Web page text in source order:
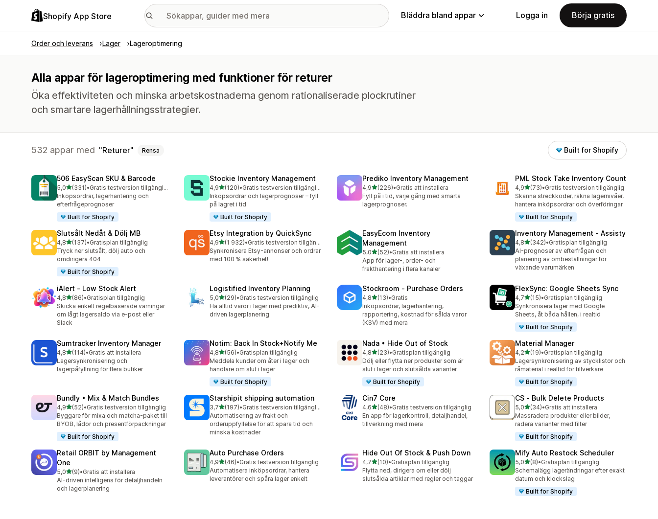
Shopify App Store Bläddra bland appar Logga in Börja gratis
Order och leverans Lager Lageroptimering
Alla appar för lageroptimering med funktioner för returer
Öka effektiviteten och minska arbetskostnaderna genom rationaliserade plockrutiner
och smartare lagerhållningsstrategier.
532 appar med Returer Rensa Built for Shopify
506 EasyScan SKU & Barcode
5,0av 5 stjärnor
(331)
331 recensioner totalt
•
Gratis testversion tillgänglig
Inköpsordrar, lagerhantering och
efterfrågeprognoser
Built for Shopify
Stockie Inventory Management
4,9av 5 stjärnor
(120)
120 recensioner totalt
•
Gratis testversion tillgänglig
Inköpsordrar och lagerprognoser – fyll
på lagret i tid
Built for Shopify
Prediko Inventory Management
4,9av 5 stjärnor
(226)
226 recensioner totalt
•Gratis att installera
Fyll på i tid, varje gång med smarta
lagerprognoser.
PML Stock Take Inventory Count
4,9av 5 stjärnor
(73)
73 recensioner totalt
•Gratis testversion tillgänglig
Skanna streckkoder, räkna lagernivåer,
hantera inköpsordrar och överföringar
Built for Shopify
Slutsålt Nedåt & Dölj MB
4,8av 5 stjärnor
(137)
137 recensioner totalt
•Gratisplan tillgänglig
Tryck ner slutsålt, dölj auto och
omdirigera 404
Built for Shopify
Etsy Integration by QuickSync
4,9av 5 stjärnor
(1 932)
1932 recensioner totalt
•
Gratis testversion tillgänglig
Synkronisera Etsy-annonser och ordrar
med 100 % säkerhet!
EasyEcom Inventory
Management
5,0av 5 stjärnor
(52)
52 recensioner totalt
•Gratis att installera
App för lager-, order- och
frakthantering i flera kanaler
Inventory Management ‑ Assisty
4,8av 5 stjärnor
(342)
342 recensioner totalt
•Gratisplan tillgänglig
AI-prognoser av efterfrågan och
planering av ombeställningar för
växande varumärken
iAlert ‑ Low Stock Alert
4,8av 5 stjärnor
(86)
86 recensioner totalt
•Gratisplan tillgänglig
Skicka enkelt regelbaserade varningar
om lågt lagersaldo via e-post eller
Slack
Logistified Inventory Planning
5,0av 5 stjärnor
(29)
29 recensioner totalt
•Gratis testversion tillgänglig
Ha alltid varor i lager med prediktiv, AI-
driven lagerplanering
Stockroom ‑ Purchase Orders
4,8av 5 stjärnor
(13)
13 recensioner totalt
•Gratis
Inköpsordrar, lagerhantering,
rapportering, kostnad för sålda varor
(KSV) med mera
FlexSync: Google Sheets Sync
4,7av 5 stjärnor
(15)
15 recensioner totalt
•Gratisplan tillgänglig
Synkronisera lager med Google
Sheets, åt båda hållen, i realtid
Built for Shopify
Sumtracker Inventory Manager
4,8av 5 stjärnor
(114)
114 recensioner totalt
•Gratis att installera
Lagersynkronisering och
lagerpåfyllning för flera butiker
Notim: Back In Stock+Notify Me
4,8av 5 stjärnor
(56)
56 recensioner totalt
•Gratisplan tillgänglig
Meddela kunder om åter i lager och
handlare om slut i lager
Built for Shopify
Nada • Hide Out of Stock
4,8av 5 stjärnor
(23)
23 recensioner totalt
•Gratisplan tillgänglig
Dölj eller flytta ner produkter som är
slut i lager och slutsålda varianter.
Built for Shopify
Material Manager
4,2av 5 stjärnor
(19)
19 recensioner totalt
•Gratisplan tillgänglig
Lagersynkronisering av stycklistor och
råmaterial i realtid för tillverkare
Built for Shopify
Bundly • Mix & Match Bundles
4,9av 5 stjärnor
(52)
52 recensioner totalt
•Gratis testversion tillgänglig
Byggare för mixa och matcha-paket till
BYOB, lådor och presentförpackningar
Built for Shopify
Starshipit shipping automation
3,7av 5 stjärnor
(197)
197 recensioner totalt
•
Gratis testversion tillgänglig
Automatisering av frakt och
orderuppfyllelse för att spara tid och
minska kostnader
Cin7 Core
4,6av 5 stjärnor
(48)
48 recensioner totalt
•Gratis testversion tillgänglig
En app för lagerkontroll, detaljhandel,
tillverkning med mera
CS ‑ Bulk Delete Products
5,0av 5 stjärnor
(34)
34 recensioner totalt
•Gratis att installera
Massradera produkter eller bilder,
radera varianter med filter
Built for Shopify
Retail ORBIT by Management
One
5,0av 5 stjärnor
(9)
9 recensioner totalt
•Gratis att installera
AI-driven intelligens för detaljhandeln
och lagerplanering
Auto Purchase Orders
4,9av 5 stjärnor
(46)
46 recensioner totalt
•Gratis testversion tillgänglig
Automatisera inköpsordrar, hantera
leverantörer och spåra lager enkelt
Hide Out Of Stock & Push Down
4,7av 5 stjärnor
(10)
10 recensioner totalt
•Gratisplan tillgänglig
Flytta ned, dirigera om eller dölj
slutsålda artiklar med regler och taggar
Mify Auto Restock Scheduler
5,0av 5 stjärnor
(8)
8 recensioner totalt
•Gratisplan tillgänglig
Schemalägg lagerändringar efter exakt
datum och klockslag
Built for Shopify